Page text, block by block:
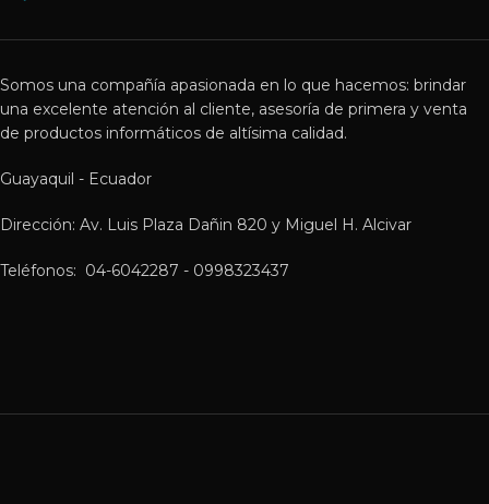
Somos una compañía apasionada en lo que hacemos: brindar
una excelente atención al cliente, asesoría de primera y venta
de productos informáticos de altísima calidad.
Guayaquil - Ecuador
Dirección: Av. Luis Plaza Dañin 820 y Miguel H. Alcivar
Teléfonos: 04-6042287 - 0998323437